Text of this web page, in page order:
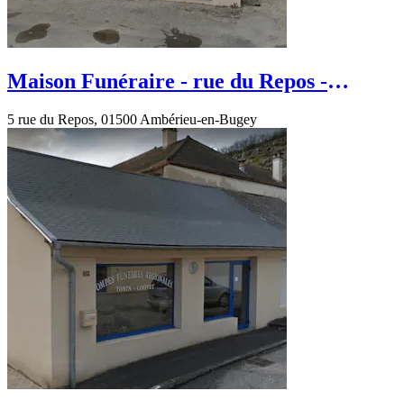
Maison Funéraire - rue du Repos -
5 rue du Repos, 01500 Ambérieu-en-Bugey